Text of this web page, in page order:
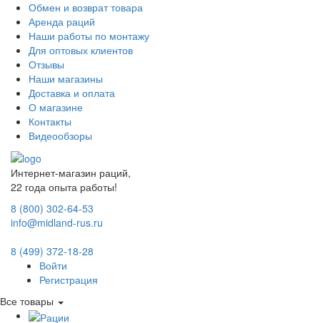
Обмен и возврат товара
Аренда раций
Наши работы по монтажу
Для оптовых клиентов
Отзывы
Наши магазины
Доставка и оплата
О магазине
Контакты
Видеообзоры
Интернет-магазин раций,
22 года опыта работы!
8 (800) 302-64-53
info@midland-rus.ru
8 (499) 372-18-28
Войти
Регистрация
Все товары